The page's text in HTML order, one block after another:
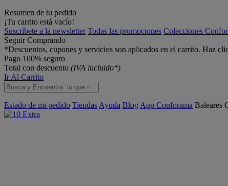
Resumen de tu pedido
¡Tu carrito está vacío!
Suscríbete a la newsletter Todas las promociones Colecciones
Seguir Comprando
*Descuentos, cupones y servicios son aplicados en el carrito. Haz
Pago 100% seguro
Total con descuento (IVA incluido*)
Ir Al Carrito
Estado de mi pedido Tiendas Ayuda Blog App Conforama Baleares